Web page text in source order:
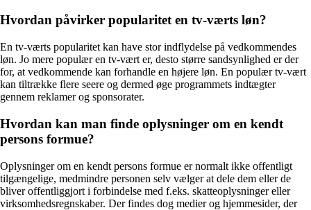
Hvordan påvirker popularitet en tv-værts løn?
En tv-værts popularitet kan have stor indflydelse på vedkommendes
løn. Jo mere populær en tv-vært er, desto større sandsynlighed er der
for, at vedkommende kan forhandle en højere løn. En populær tv-vært
kan tiltrække flere seere og dermed øge programmets indtægter
gennem reklamer og sponsorater.
Hvordan kan man finde oplysninger om en kendt
persons formue?
Oplysninger om en kendt persons formue er normalt ikke offentligt
tilgængelige, medmindre personen selv vælger at dele dem eller de
bliver offentliggjort i forbindelse med f.eks. skatteoplysninger eller
virksomhedsregnskaber. Der findes dog medier og hjemmesider, der